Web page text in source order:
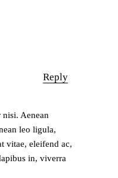
Reply
nisi. Aenean
leo ligula,
vitae, eleifend ac,
in, viverra